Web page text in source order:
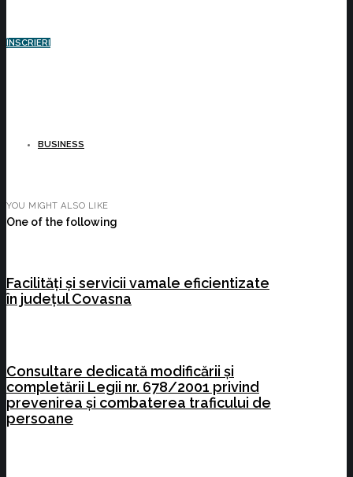
ÎNSCRIERI
BUSINESS
YOU MIGHT ALSO LIKE
One of the following
Facilități și servicii vamale eficientizate
în județul Covasna
Consultare dedicată modificării și
completării Legii nr. 678/2001 privind
prevenirea și combaterea traficului de
persoane